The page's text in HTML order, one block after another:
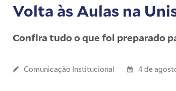
Volta às Aulas na
Confira tudo o que foi preparado
Comunicação Institucional 4 de